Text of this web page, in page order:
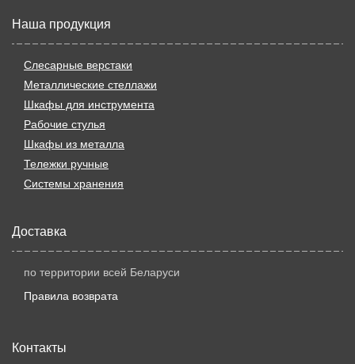
Наша продукция
Слесарные верстаки
Металлические стеллажи
Шкафы для инструмента
Рабочие стулья
Шкафы из металла
Тележки ручные
Системы хранения
Доставка
по территории всей Беларуси
Правила возврата
Контакты